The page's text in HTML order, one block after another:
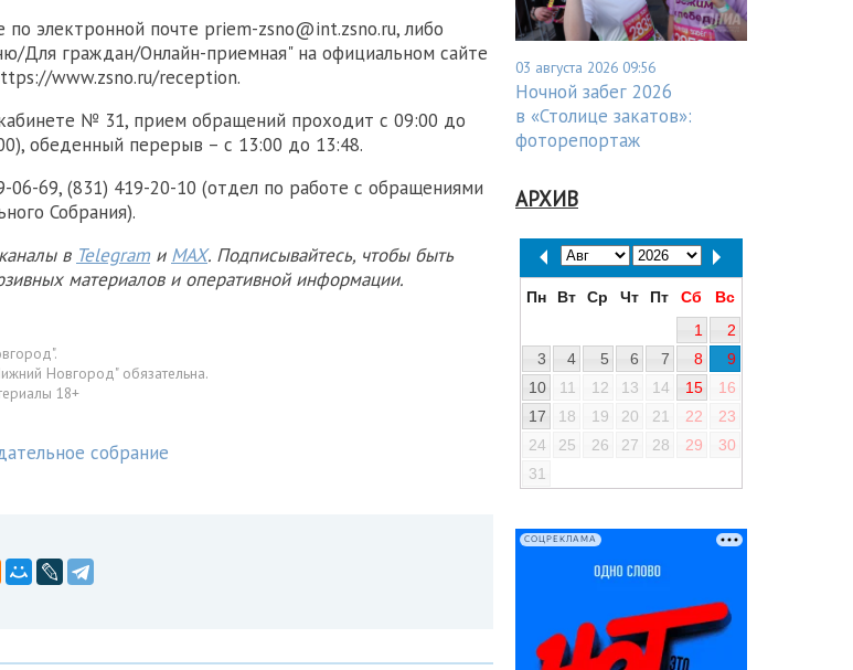
электронной почте priem-zsno@int.zsno.ru, либо
Для граждан/Онлайн-приемная" на официальном сайте
www.zsno.ru/reception.
№ 31, прием обращений проходит с 09:00 до
обеденный перерыв – с 13:00 до 13:48.
06-69, (831) 419-20-10 (отдел по работе с обращениями
Собрания).
в Telegram и MAX. Подписывайтесь, чтобы быть
материалов и оперативной информации.
Новгород" обязательна.
18+
собрание
03 августа 2026 09:56
Ночной забег 2026
в «Столице закатов»:
фоторепортаж
АРХИВ
Пн Вт Ср Чт Пт Сб
Вс
1
2
3
4 5 6 7 8
9
10
11 12 13 14 15
16
17
18 19 20 21 22
23
24
25 26 27 28 29
30
31
СОЦРЕКЛАМА